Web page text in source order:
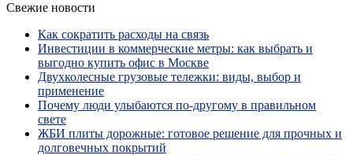
Свежие новости
Как сократить расходы на связь
Инвестиции в коммерческие метры: как выбрать и
выгодно купить офис в Москве
Двухколесные грузовые тележки: виды, выбор и
применение
Почему люди улыбаются по‑другому в правильном
свете
ЖБИ плиты дорожные: готовое решение для прочных и
долговечных покрытий